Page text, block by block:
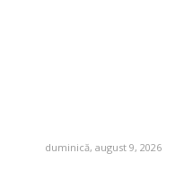
duminică, august 9, 2026